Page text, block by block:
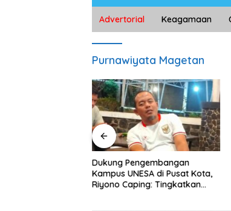
Advertorial Keagamaan
Purnawiyata Magetan
Dukung Pengembangan
Kampus UNESA di Pusat Kota,
Riyono Caping: Tingkatkan